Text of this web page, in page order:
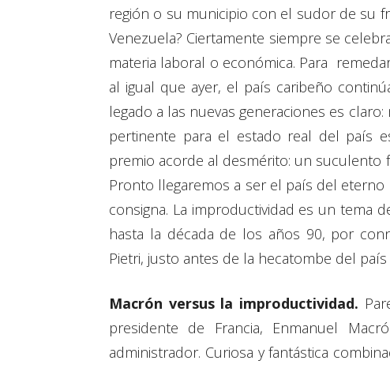
región o su municipio con el sudor de su
Venezuela? Ciertamente siempre se
materia laboral o económica. Para
al igual que ayer, el país caribeño
legado a las nuevas generaciones es
pertinente para el estado real del país
premio acorde al desmérito: un suculento
Pronto llegaremos a ser el país del eterno
consigna. La improductividad es un tema
hasta la década de los años 90, por
Pietri, justo antes de la hecatombe del
Macrón versus la improductividad.
presidente de Francia, Enmanuel
administrador. Curiosa y fantástica